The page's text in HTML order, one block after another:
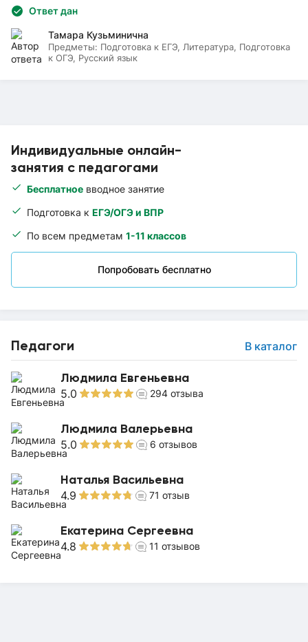
Индивидуальные онлайн-
занятия с педагогами
Бесплатное вводное занятие
Подготовка к ЕГЭ/ОГЭ и ВПР
По всем предметам 1-11 классов
Попробовать бесплатно
Педагоги В каталог
Людмила Евгеньевна
5.0 294 отзыва
Людмила Валерьевна
5.0 6 отзывов
Наталья Васильевна
4.9 71 отзыв
Екатерина Сергеевна
4.8 11 отзывов
Ответ дан
Тамара Кузьминична
Предметы: Подготовка к ЕГЭ, Литература, Подготовка
к ОГЭ, Русский язык